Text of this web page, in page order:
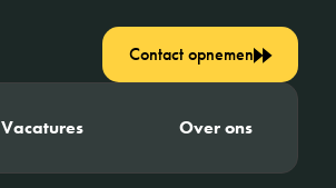
Vacatures Over ons
Contact opnemen